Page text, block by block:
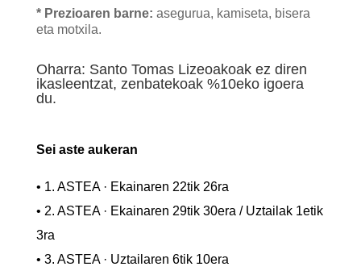
* Prezioaren barne: asegurua, kamiseta, bisera
eta motxila.
Oharra: Santo Tomas Lizeoakoak ez diren
ikasleentzat, zenbatekoak %10eko igoera
du.
Sei aste aukeran
• 1. ASTEA · Ekainaren 22tik 26ra
• 2. ASTEA · Ekainaren 29tik 30era / Uztailak 1etik
3ra
• 3. ASTEA · Uztailaren 6tik 10era